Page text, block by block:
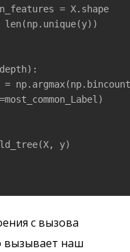
= X.shape
len(np.unique(y))
y)
с вызова
вызывает наш